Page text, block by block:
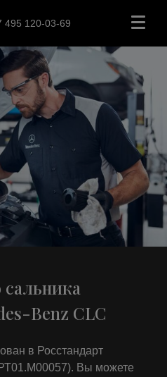
495 120-03-69
сальника
Benz CLC
в Росстандарт
Вы можете